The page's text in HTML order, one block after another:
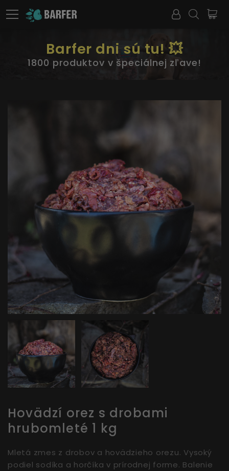
Barfer dni sú tu! 💥
1800 produktov v špeciálnej zľave!
Hovädzí orez s drobami
hrubomleté 1 kg
Mletá zmes z drobov a hovädzieho orezu. Vysoký
podiel sodíka a horčíka v prírodnej forme. Balenie